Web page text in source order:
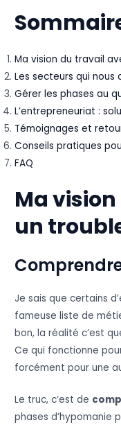
Ma vision du travail
Les secteurs qui nous
Gérer les phases au
L’entrepreneuriat :
Témoignages et
Conseils pratiques
FAQ
Ma
un
Je sais que certains
fameuse liste de
bon, la réalité c’est
Ce qui fonctionne
forcément pour une
Le truc, c’est de
phases d’hypomanie